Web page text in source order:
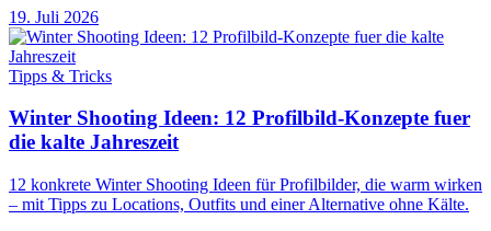
19. Juli 2026
Tipps & Tricks
Winter Shooting Ideen: 12 Profilbild-Konzepte fuer
die kalte Jahreszeit
12 konkrete Winter Shooting Ideen für Profilbilder, die warm wirken
– mit Tipps zu Locations, Outfits und einer Alternative ohne Kälte.